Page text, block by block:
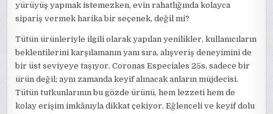
yürüyüş yapmak istemezken, evin rahatlığında kolayca
sipariş vermek harika bir seçenek, değil mi?
Tütün ürünleriyle ilgili olarak yapılan yenilikler, kullanıcıların
beklentilerini karşılamanın yanı sıra, alışveriş deneyimini de
bir üst seviyeye taşıyor. Coronas Especiales 25s, sadece bir
ürün değil; aynı zamanda keyif alınacak anların müjdecisi.
Tütün tutkunlarının bu gözde ürünü, hem lezzeti hem de
kolay erişim imkânıyla dikkat çekiyor. Eğlenceli ve keyif dolu